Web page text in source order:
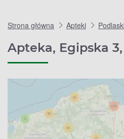
Strona główna Apteki
Apteka, Egipska